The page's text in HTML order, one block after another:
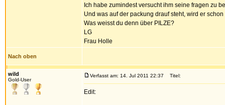
Ich habe zumindest versucht ihm seine fragen zu
Und was auf der packung drauf steht, wird er
Was weisst du denn über PILZE?
LG
Frau Holle
Nach oben
wild
Gold-User
Verfasst am: 14. Jul 2011 22:37 Titel:
Edit: